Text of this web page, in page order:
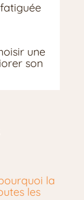
une
son
la
les